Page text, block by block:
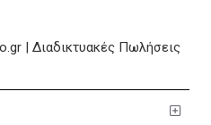
| Διαδικτυακές Πωλήσεις